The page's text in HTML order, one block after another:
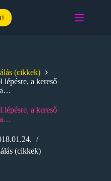
(cikkek)
lépésre, a kereső
lépésre, a kereső
(cikkek)